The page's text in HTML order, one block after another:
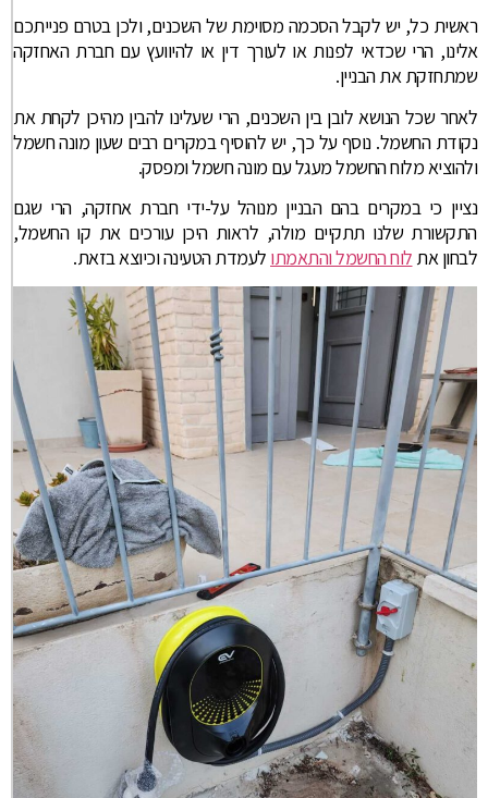
ראשית כל, יש לקבל הסכמה מסוימת של השכנים, ולכן בטרם פנייתכם
אלינו, הרי שכדאי לפנות או לעורך דין או להיוועץ עם חברת האחזקה
שמתחזקת את הבניין.
לאחר שכל הנושא לובן בין השכנים, הרי שעלינו להבין מהיכן לקחת את
נקודת החשמל. נוסף על כך, יש להוסיף במקרים רבים שעון מונה חשמל
ולהוציא מלוח החשמל מעגל עם מונה חשמל ומפסק.
נציין כי במקרים בהם הבניין מנוהל על-ידי חברת אחזקה, הרי שגם
התקשורת שלנו תתקיים מולה, לראות היכן עורכים את קו החשמל,
לבחון את לוח החשמל והתאמתו לעמדת הטעינה וכיוצא בזאת.